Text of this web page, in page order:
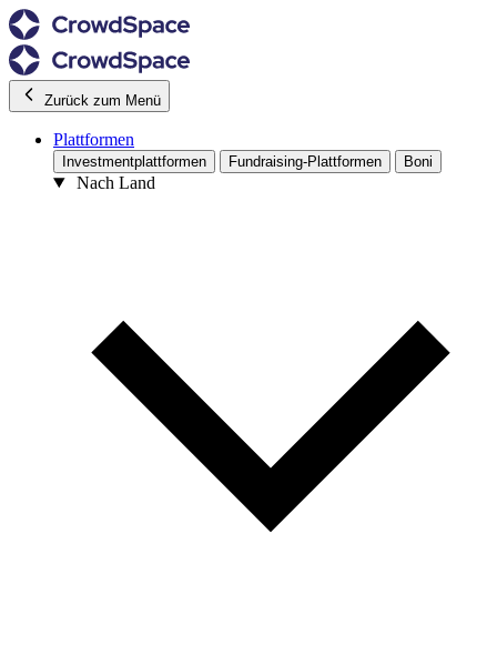
Zurück zum Menü
Plattformen
Investmentplattformen Fundraising-Plattformen Boni
Nach Land